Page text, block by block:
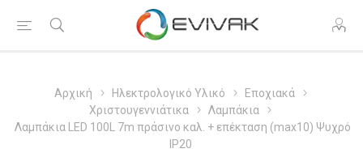
Αρχική Ηλεκτρολογικό Υλικό
Εποχιακά
Χριστουγεννιάτικα
Λαμπάκια
Λαμπάκια LED 100L 7m πράσινο καλ. + επέκταση (max10) Ψυχρό
IP20